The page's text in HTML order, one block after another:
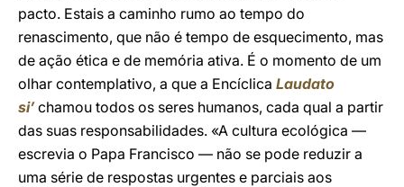
pacto. Estais a caminho rumo ao tempo do
renascimento, que não é tempo de esquecimento, mas
de ação ética e de memória ativa. É o momento de um
olhar contemplativo, a que a Encíclica Laudato
si’chamou todos os seres humanos, cada qual a partir
das suas responsabilidades. «A cultura ecológica —
escrevia o Papa Francisco — não se pode reduzir a
uma série de respostas urgentes e parciais aos